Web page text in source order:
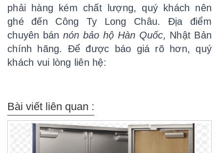
phải hàng kém chất lượng, quý khách nên
ghé đến Công Ty Long Châu. Địa điểm
chuyên bán nón bảo hộ Hàn Quốc, Nhật Bản
chính hãng. Để được báo giá rõ hơn, quý
khách vui lòng liên hệ:
Bài viết liên quan :